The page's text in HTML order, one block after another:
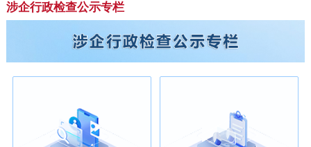
涉企行政检查公示专栏